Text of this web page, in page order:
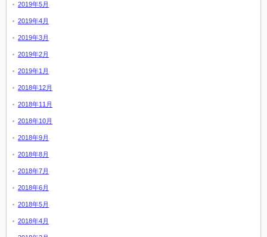
2019年5月
2019年4月
2019年3月
2019年2月
2019年1月
2018年12月
2018年11月
2018年10月
2018年9月
2018年8月
2018年7月
2018年6月
2018年5月
2018年4月